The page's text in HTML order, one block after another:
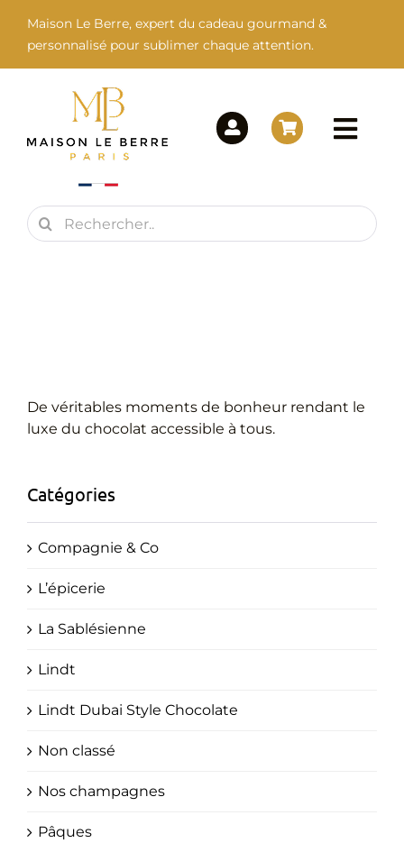
contenu
Maison Le Berre, expert du cadeau gourmand &
personnalisé pour sublimer chaque attention.
Maison Le Berre
Cadeaux Personnalisés
Rechercher:
De véritables moments de bonheur rendant le
luxe du chocolat accessible à tous.
Catégories
Compagnie & Co
L’épicerie
La Sablésienne
Lindt
Lindt Dubai Style Chocolate
Non classé
Nos champagnes
Pâques